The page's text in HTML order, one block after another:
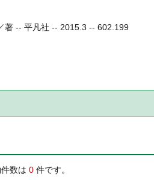
著 -- 平凡社 -- 2015.3 -- 602.199
数は 0 件です。